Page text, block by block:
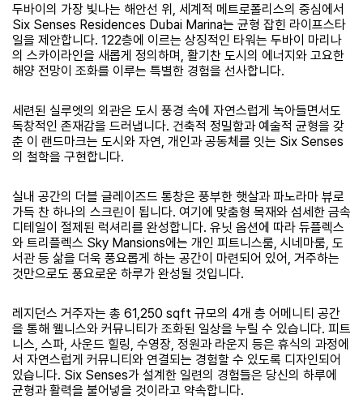
두바이의 가장 빛나는 해안선 위, 세계적 메트로폴리스의 중심에서
Six Senses Residences Dubai Marina는 균형 잡힌 라이프스타
일을 제안합니다. 122층에 이르는 상징적인 타워는 두바이 마리나
의 스카이라인을 새롭게 정의하며, 활기찬 도시의 에너지와 고요한
해양 전망이 조화를 이루는 특별한 경험을 선사합니다.
세련된 실루엣의 외관은 도시 풍경 속에 자연스럽게 녹아들면서도
독창적인 존재감을 드러냅니다. 건축적 정밀함과 예술적 균형을 갖
춘 이 랜드마크는 도시와 자연, 개인과 공동체를 잇는 Six Senses
의 철학을 구현합니다.
실내 공간의 더블 글레이즈드 통창은 풍부한 햇살과 파노라마 뷰로
가득 찬 하나의 스크린이 됩니다. 여기에 맞춤형 목재와 섬세한 금속
디테일이 절제된 럭셔리를 완성합니다. 유닛 옵션에 따라 듀플렉스
와 트리플렉스 Sky Mansions에는 개인 피트니스룸, 시네마룸, 도
서관 등 삶을 더욱 풍요롭게 하는 공간이 마련되어 있어, 거주하는
것만으로도 풍요로운 하루가 완성될 것입니다.
레지던스 거주자는 총 61,250 sqft 규모의 4개 층 어메니티 공간
을 통해 웰니스와 커뮤니티가 조화된 일상을 누릴 수 있습니다. 피트
니스, 스파, 사운드 힐링, 수영장, 정원과 라운지 등은 휴식의 과정에
서 자연스럽게 커뮤니티와 연결되는 경험할 수 있도록 디자인되어
있습니다. Six Senses가 설계한 일련의 경험들은 당신의 하루에
균형과 활력을 불어넣을 것이라고 약속합니다.